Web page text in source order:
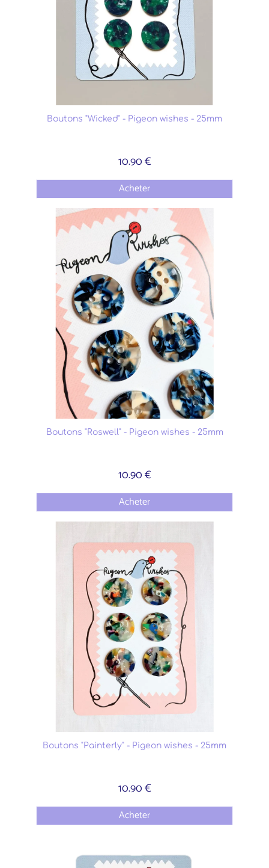
Boutons "Wicked" - Pigeon wishes - 25mm
10.90 €
Acheter
Boutons "Roswell" - Pigeon wishes - 25mm
10.90 €
Acheter
Boutons "Painterly" - Pigeon wishes - 25mm
10.90 €
Acheter